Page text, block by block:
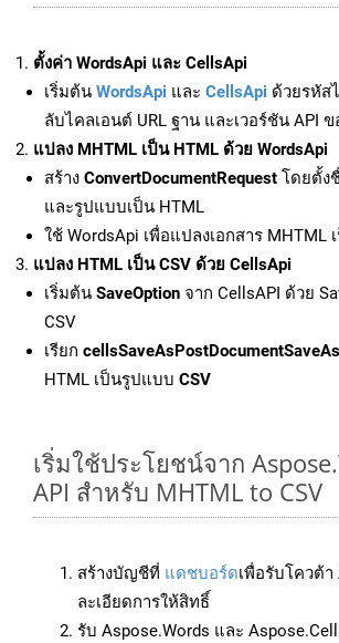
ตั้งค่า WordsApi และ CellsApi
เริ่มต้น WordsApi และ CellsApi ด้วยรหัส
ลับไคลเอนต์ URL ฐาน และเวอร์ชัน API
แปลง MHTML เป็น HTML ด้วย WordsApi
สร้าง ConvertDocumentRequest โดยตั้ง
และรูปแบบเป็น HTML
ใช้ WordsApi เพื่อแปลงเอกสาร MHTML
แปลง HTML เป็น CSV ด้วย CellsApi
เริ่มต้น SaveOption จาก CellsAPI ด้วย
CSV
เรียก cellsSaveAsPostDocumentSaveAs
HTML เป็นรูปแบบ CSV
เริ่มใช้ประโยชน์จาก
API สำหรับ MHTML to CSV
สร้างบัญชีที่ แดชบอร์ดเพื่อรับโควต้า
ละเอียดการให้สิทธิ์
รับ Aspose.Words และ